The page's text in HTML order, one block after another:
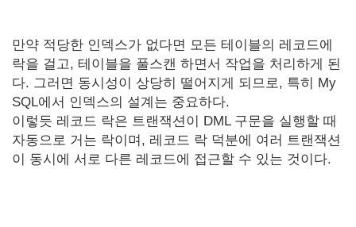
만약 적당한 인덱스가 없다면 모든 테이블의 레코드에
락을 걸고, 테이블을 풀스캔 하면서 작업을 처리하게 된
다. 그러면 동시성이 상당히 떨어지게 되므로, 특히 My
SQL에서 인덱스의 설계는 중요하다.
이렇듯 레코드 락은 트랜잭션이 DML 구문을 실행할 때
자동으로 거는 락이며, 레코드 락 덕분에 여러 트랜잭션
이 동시에 서로 다른 레코드에 접근할 수 있는 것이다.